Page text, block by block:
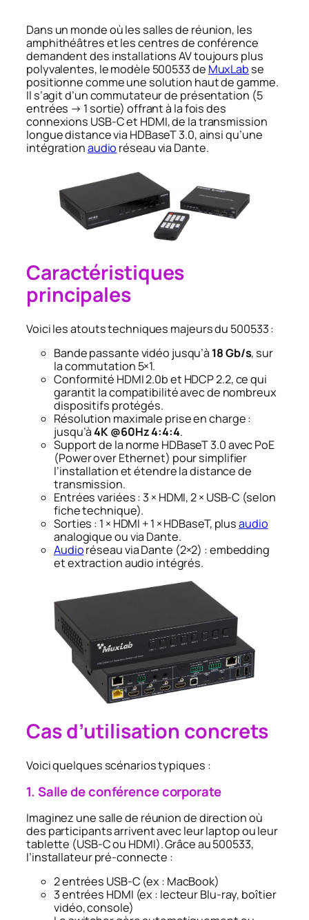
Dans un monde où les salles de réunion, les
amphithéâtres et les centres de conférence
demandent des installations AV toujours plus
polyvalentes, le modèle 500533 de MuxLab se
positionne comme une solution haut de gamme.
Il s’agit d’un commutateur de présentation (5
entrées → 1 sortie) offrant à la fois des
connexions USB-C et HDMI, de la transmission
longue distance via HDBaseT 3.0, ainsi qu’une
intégrationaudio réseau via Dante.
Caractéristiques
principales
Voici les atouts techniques majeurs du 500533 :
Bande passante vidéo jusqu’à 18 Gb/s, sur
la commutation 5×1.
Conformité HDMI 2.0b et HDCP 2.2, ce qui
garantit la compatibilité avec de nombreux
dispositifs protégés.
Résolution maximale prise en charge :
jusqu’à4K @60Hz 4:4:4.
Support de la norme HDBaseT 3.0 avec PoE
(Power over Ethernet) pour simplifier
l’installation et étendre la distance de
transmission.
Entrées variées : 3 × HDMI, 2 × USB-C (selon
fiche technique).
Sorties : 1 × HDMI + 1 × HDBaseT, plusaudio
analogique ou via Dante.
Audioréseau via Dante (2×2) : embedding
et extraction audio intégrés.
Cas d’utilisation concrets
Voici quelques scénarios typiques :
1. Salle de conférence corporate
Imaginez une salle de réunion de direction où
des participants arrivent avec leur laptop ou leur
tablette (USB-C ou HDMI). Grâce au 500533,
l’installateur pré-connecte :
2 entrées USB-C (ex : MacBook)
3 entrées HDMI (ex : lecteur Blu-ray, boîtier
vidéo, console)